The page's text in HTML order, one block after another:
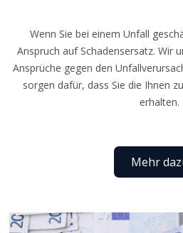
Wenn Sie bei einem Unfall
Anspruch auf Schadensersatz. Wir
Ansprüche gegen den
sorgen dafür, dass Sie die Ihnen
erhalten.
Mehr